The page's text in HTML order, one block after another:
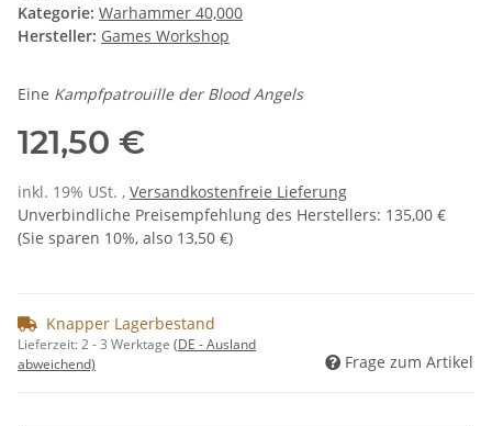
Kategorie: Warhammer 40,000
Hersteller: Games Workshop
Eine Kampfpatrouille der Blood Angels
121,50 €
inkl. 19% USt. , Versandkostenfreie Lieferung
Unverbindliche Preisempfehlung des Herstellers: 135,00 €
(Sie sparen 10%, also 13,50 €)
Knapper Lagerbestand
Lieferzeit:2 - 3 Werktage (DE - Ausland
abweichend)
Frage zum Artikel